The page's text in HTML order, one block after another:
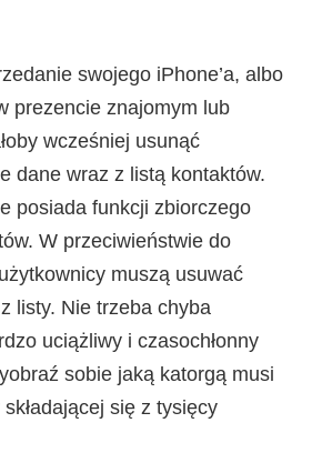
swojego iPhone’a, albo
prezencie znajomym lub
wcześniej usunąć
dane wraz z listą kontaktów.
posiada funkcji zbiorczego
W przeciwieństwie do
muszą usuwać
listy. Nie trzeba chyba
uciążliwy i czasochłonny
sobie jaką katorgą musi
się z tysięcy